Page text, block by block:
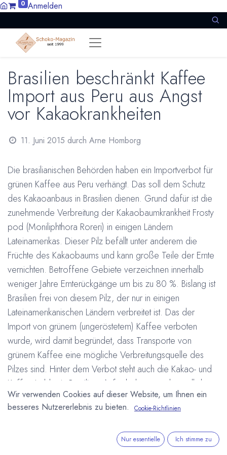
0 Anmelden
Brasilien beschränkt Kaffee
Import aus Peru aus Angst
vor Kakaokrankheiten
11. Juni 2015 durch Arne Homborg
Die brasilianischen Behörden haben ein Importverbot für
grünen Kaffee aus Peru verhängt. Das soll dem Schutz
des Kakaoanbaus in Brasilien dienen. Grund dafür ist die
zunehmende Verbreitung der Kakaobaumkrankheit Frosty
pod (Moniliphthora Roreri) in einigen Ländern
Lateinamerikas. Dieser Pilz befällt unter anderem die
Früchte des Kakaobaums und kann große Teile der Ernte
vernichten. Betroffene Gebiete verzeichnen innerhalb
weniger Jahre Ernterückgänge um bis zu 80 %. Bislang ist
Brasilien frei von diesem Pilz, der nur in einigen
Lateinamerikanischen Ländern verbreitet ist. Das der
Import von grünem (ungeröstetem) Kaffee verboten
wurde, wird damit begründet, dass Transporte von
grünem Kaffee eine mögliche Verbreitungsquelle des
Pilzes sind. Hinter dem Verbot steht auch die Kakao- und
Kaffee-Lobby in Brasilien. Aufgehoben werden soll das
Verbot erst, wenn Perus Behörden nachweisen können,
das von den Transporten keine Gefahr ausgeht. Frosty
Welt. Würde diese Krankheit den Sprung in die großen
Wir verwenden Cookies auf dieser Website, um Ihnen ein
besseres Nutzererlebnis zu bieten.
Cookie-Richtlinien
Nur essentielle Ich stimme zu